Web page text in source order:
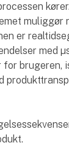
muliggør
er
med
for